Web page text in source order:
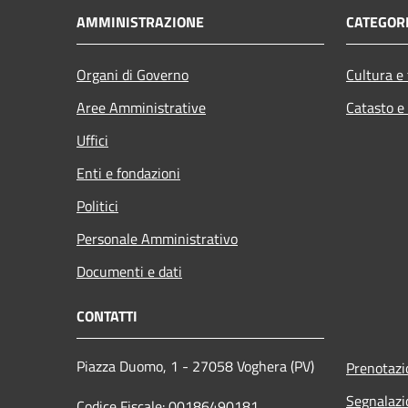
AMMINISTRAZIONE
Organi di Governo
Aree Amministrative
Uffici
Enti e fondazioni
Politici
Personale Amministrativo
Documenti e dati
Cultura
Catasto
CONTATTI
Piazza Duomo, 1 - 27058 Voghera (PV)